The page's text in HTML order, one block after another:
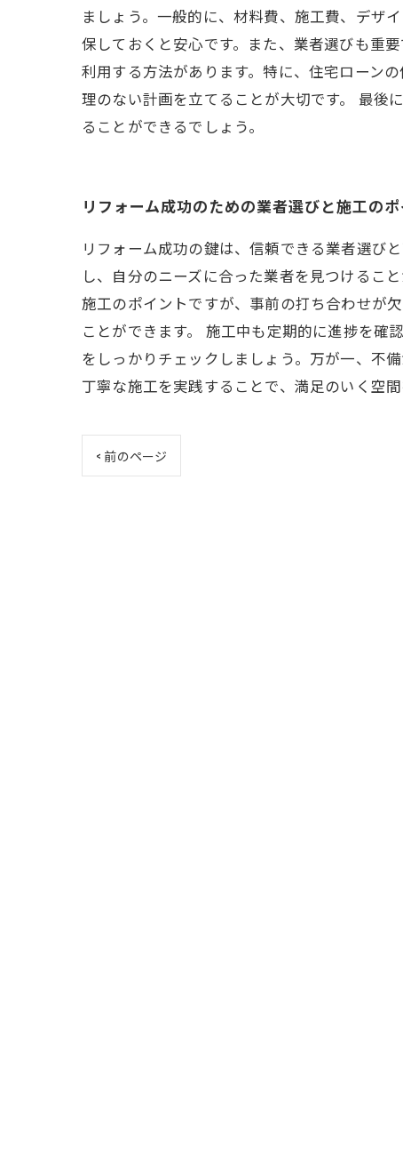
ましょう。一般的に、材料費、施工費、デザ
保しておくと安心です。また、業者選びも重
利用する方法があります。特に、住宅ローン
理のない計画を立てることが大切です。 最後
ることができるでしょう。
リフォーム成功のための業者選びと施工の
リフォーム成功の鍵は、信頼できる業者選び
し、自分のニーズに合った業者を見つけるこ
施工のポイントですが、事前の打ち合わせが
ことができます。 施工中も定期的に進捗を確
をしっかりチェックしましょう。万が一、不
丁寧な施工を実践することで、満足のいく空
< 前のページ